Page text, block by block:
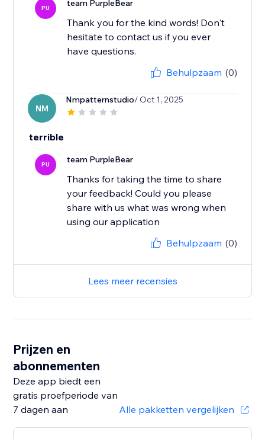
PU team PurpleBear
Thank you for the kind words! Don't
hesitate to contact us if you ever
have questions.
Behulpzaam (0)
NM
Nmpatternstudio/ Oct 1, 2025
terrible
PU team PurpleBear
Thanks for taking the time to share
your feedback! Could you please
share with us what was wrong when
using our application
Behulpzaam (0)
Lees meer recensies
Prijzen en
abonnementen
Deze app biedt een
gratis proefperiode van
7 dagen aan
Alle pakketten vergelijken